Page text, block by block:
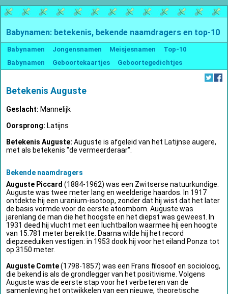
Babynamen: betekenis, bekende naamdragers en top-10
Babynamen Jongensnamen Meisjesnamen
Top-10
Babynamen
Geboortekaartjes Geboortegedichtjes
Betekenis Auguste
Geslacht: Mannelijk
Oorsprong: Latijns
Betekenis Auguste: Auguste is afgeleid van het Latijnse augere,
met als betekenis "de vermeerderaar".
Bekende naamdragers
Auguste Piccard (1884-1962) was een Zwitserse natuurkundige.
Auguste was twee meter lang en weelderige haardos. In 1917
ontdekte hij een uranium-isotoop, zonder dat hij wist dat het later
de basis vormde voor de eerste atoombom. Auguste was
jarenlang de man die het hoogste en het diepst was geweest. In
1931 deed hij vlucht met een luchtballon waarmee hij een hoogte
van 15.781 meter bereiktte. Daarna wilde hij het record
diepzeeduiken vestigen: in 1953 dook hij voor het eiland Ponza tot
op 3150 meter.
Auguste Comte(1798-1857) was een Frans filosoof en socioloog,
die bekend is als de grondlegger van het positivisme. Volgens
Auguste was de eerste stap voor het verbeteren van de
samenleving het ontwikkelen van een nieuwe, theoretische